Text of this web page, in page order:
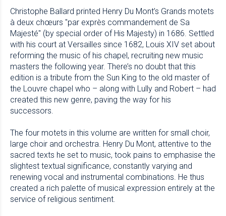
Christophe Ballard printed Henry Du Mont’s Grands motets
à deux chœurs "par exprès commandement de Sa
Majesté" (by special order of His Majesty) in 1686. Settled
with his court at Versailles since 1682, Louis XIV set about
reforming the music of his chapel, recruiting new music
masters the following year. There’s no doubt that this
edition is a tribute from the Sun King to the old master of
the Louvre chapel who – along with Lully and Robert – had
created this new genre, paving the way for his
successors.
The four motets in this volume are written for small choir,
large choir and orchestra. Henry Du Mont, attentive to the
sacred texts he set to music, took pains to emphasise the
slightest textual significance, constantly varying and
renewing vocal and instrumental combinations. He thus
created a rich palette of musical expression entirely at the
service of religious sentiment.